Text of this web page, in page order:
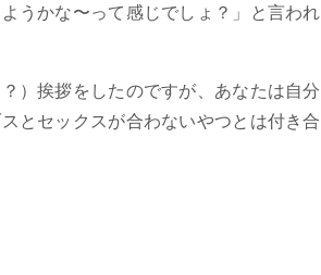
うかな〜って感じでしょ？」と言われ
）挨拶をしたのですが、あなたは自分
とセックスが合わないやつとは付き合